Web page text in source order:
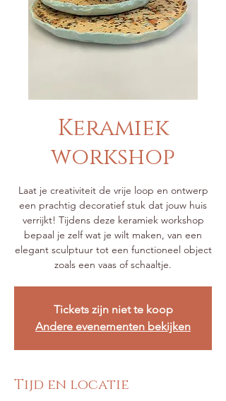
Keramiek
workshop
Laat je creativiteit de vrije loop en ontwerp
een prachtig decoratief stuk dat jouw huis
verrijkt! Tijdens deze keramiek workshop
bepaal je zelf wat je wilt maken, van een
elegant sculptuur tot een functioneel object
zoals een vaas of schaaltje.
Tickets zijn niet te koop
Andere evenementen bekijken
Tijd en locatie